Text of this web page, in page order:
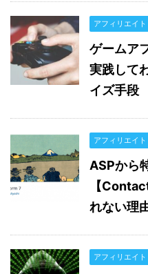
アフィリエイト
ゲームア
実践して
イズ手段
アフィリエイト
ASPから
【
れない理
アフィリエイト